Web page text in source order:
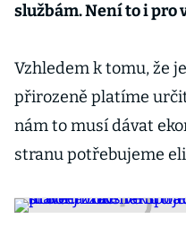
službám. Není to i pro
Vzhledem k tomu, že
přirozeně platíme
nám to musí dávat
stranu potřebujeme